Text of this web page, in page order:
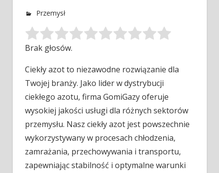
Przemysł
Brak głosów.
Ciekły azot to niezawodne rozwiązanie dla
Twojej branży. Jako lider w dystrybucji
ciekłego azotu, firma GomiGazy oferuje
wysokiej jakości usługi dla różnych sektorów
przemysłu. Nasz ciekły azot jest powszechnie
wykorzystywany w procesach chłodzenia,
zamrażania, przechowywania i transportu,
zapewniając stabilność i optymalne warunki